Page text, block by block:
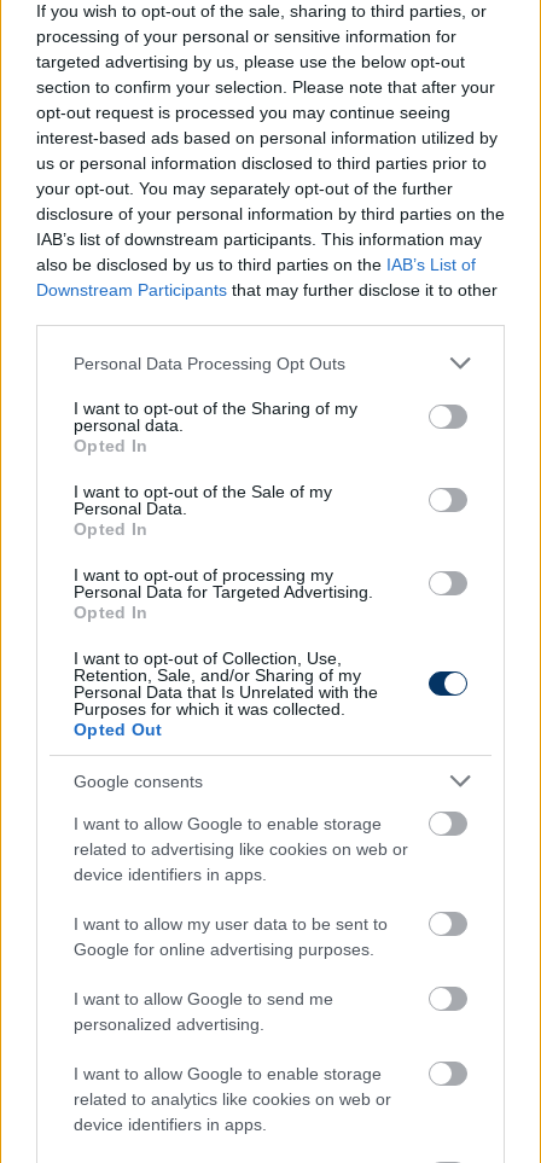
If you wish to opt-out of the sale, sharing to third parties, or
processing of your personal or sensitive information for
targeted advertising by us, please use the below opt-out
section to confirm your selection. Please note that after your
opt-out request is processed you may continue seeing
interest-based ads based on personal information utilized by
us or personal information disclosed to third parties prior to
your opt-out. You may separately opt-out of the further
disclosure of your personal information by third parties on the
IAB’s list of downstream participants. This information may
also be disclosed by us to third parties on the IAB’s List of
Downstream Participants that may further disclose it to other
Please note that this website/app uses one or more Google
not limited to your visit or usage behaviour. You may click to
grant or deny consent to Google and its third-party tags to
use your data for below specified purposes in below Google
consent section.
Personal Data Processing Opt Outs
I want to opt-out of the Sharing of my
personal data.
Opted In
I want to opt-out of the Sale of my
Personal Data.
Opted In
I want to opt-out of processing my
Personal Data for Targeted Advertising.
Opted In
I want to opt-out of Collection, Use,
Retention, Sale, and/or Sharing of my
Personal Data that Is Unrelated with the
Purposes for which it was collected.
Opted Out
Google consents
I want to allow Google to enable storage
related to advertising like cookies on web or
device identifiers in apps.
I want to allow my user data to be sent to
Google for online advertising purposes.
I want to allow Google to send me
personalized advertising.
I want to allow Google to enable storage
related to analytics like cookies on web or
device identifiers in apps.
Nézz be folyamatosan frissülő átigazolási
rovatunkba, ahol a magyar légiósokról is
olvashatsz friss híreket - kattints!
FOR MEDICAL 🔴✈️
A private jet is scheduled to fly from
Belgrade, Serbia 🇷🇸 to Liverpool this
afternoon 🛫
The same, super mid-size aircraft is then
due to return to Belgrade tomorrow night 🛩
Milos is finally set to become a Red! 🔴✍️🏻
pic.twitter.com/PBp2rDvNd2
— Nicholas Bieber (@nickbieber)
June 23, 2025
Itt állíthatod be, hogy a Csakfoci az elsők
között legyen a Google-találatokban